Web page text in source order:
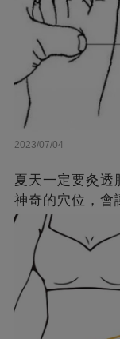
2023/07/04
夏天一定要灸透
神奇的穴位，會